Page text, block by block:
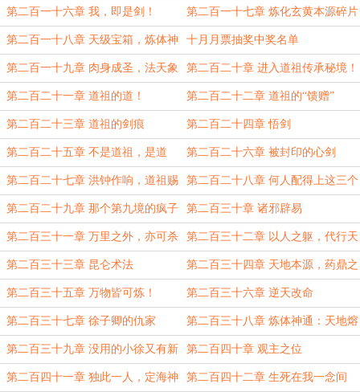
死啊！
第二百一十六章 我，即是剑！ 第二百一十七章 炼化玄黄本源碎片
第二百一十八章 天级宝箱，炼体神
通！
十月月票抽奖中奖名单
第二百一十九章 肉身成圣，法天象
地！
第二百二十章 进入道祖传承秘境！
第二百二十一章 道祖的道！ 第二百二十二章 道祖的“馈赠”
第二百二十三章 道祖的剑痕 第二百二十四章 悟剑
第二百二十五章 不是道祖，是道
侣！
第二百二十六章 被封印的心剑
第二百二十七章 洪钟作响，道祖赐
印！
第二百二十八章 何人配得上这三个
字？
第二百二十九章 那个第九境的疯子 第二百三十章 诸邪辟易
第二百三十一章 万里之外，亦可杀
人
第二百三十二章 以人之躯，代行天
职！
第二百三十三章 昆仑术法 第二百三十四章 天地本源，药鼎之
力
第二百三十五章 万物皆可炼！ 第二百三十六章 逆天改命
第二百三十七章 徐子卿的仇家 第二百三十八章 炼体神通：天地熔
炉！
第二百三十九章 没用的小徐又有新
功能了
第二百四十章 观主之位
第二百四十一章 独此一人，定海神 第二百四十二章 生死在我一念间